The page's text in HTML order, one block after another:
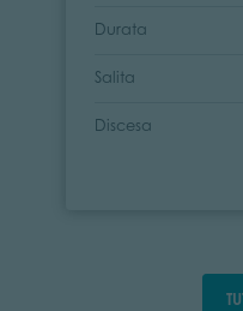
Durata
Salita
Discesa